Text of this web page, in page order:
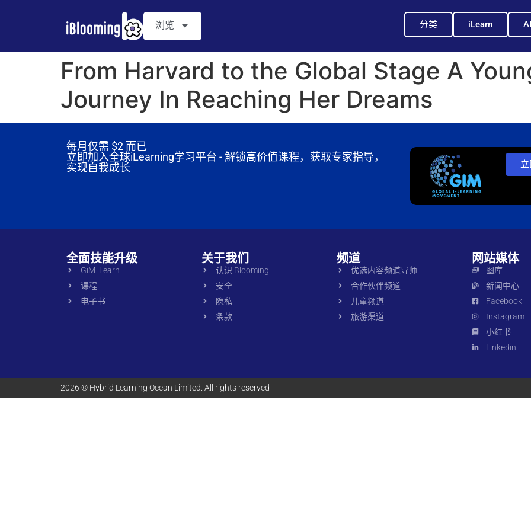
浏览 分类 iLearn
From Harvard to the Global Stage A
Journey In Reaching Her Dreams
每月仅需 $2 而已
立即加入全球iLearning学习平台 - 解锁高价值课程，获取专家指导，
实现自我成长
全面技能升级
GiM iLearn
课程
电子书
关于我们
认识iBlooming
安全
隐私
条款
频道
优选内容频道导师
合作伙伴频道
儿童频道
旅游渠道
网站媒体
图库
新闻中心
Facebook
Instagram
小红书
Linkedin
2026 © Hybrid Learning Ocean Limited. All rights reserved